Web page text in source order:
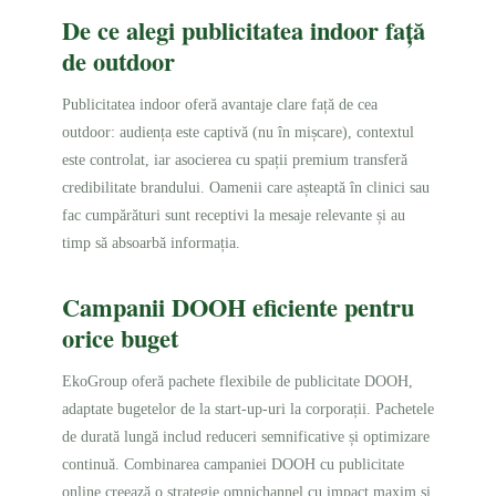
De ce alegi publicitatea indoor față
de outdoor
Publicitatea indoor oferă avantaje clare față de cea
outdoor: audiența este captivă (nu în mișcare), contextul
este controlat, iar asocierea cu spații premium transferă
credibilitate brandului. Oamenii care așteaptă în clinici sau
fac cumpărături sunt receptivi la mesaje relevante și au
timp să absoarbă informația.
Campanii DOOH eficiente pentru
orice buget
EkoGroup oferă pachete flexibile de publicitate DOOH,
adaptate bugetelor de la start-up-uri la corporații. Pachetele
de durată lungă includ reduceri semnificative și optimizare
continuă. Combinarea campaniei DOOH cu publicitate
online creează o strategie omnichannel cu impact maxim și